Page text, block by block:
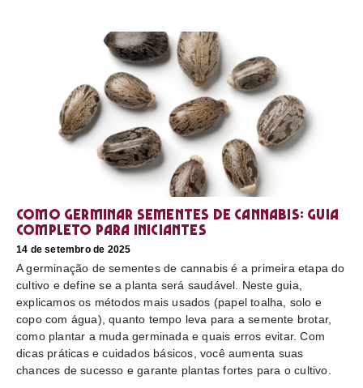
Como germinar sementes de cannabis: guia
completo para iniciantes
14 de setembro de 2025
A germinação de sementes de cannabis é a primeira etapa do
cultivo e define se a planta será saudável. Neste guia,
explicamos os métodos mais usados (papel toalha, solo e
copo com água), quanto tempo leva para a semente brotar,
como plantar a muda germinada e quais erros evitar. Com
dicas práticas e cuidados básicos, você aumenta suas
chances de sucesso e garante plantas fortes para o cultivo.